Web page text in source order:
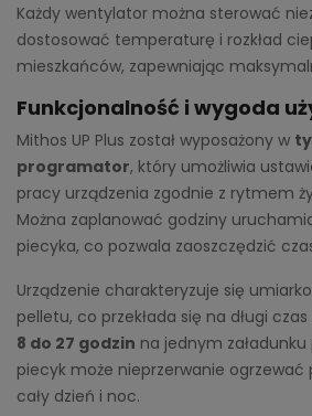
Każdy wentylator można sterować
dostosować temperaturę i rozkład
mieszkańców, zapewniając
Funkcjonalność i wygoda
Mithos UP Plus został wyposażony w
programator, który umożliwia
pracy urządzenia zgodnie z rytmem
Można zaplanować godziny
piecyka, co pozwala zaoszczędzić
Urządzenie charakteryzuje się
pelletu, co przekłada się na długi
8 do 27 godzin na jednym
piecyk może nieprzerwanie ogrzewać
cały dzień i noc.